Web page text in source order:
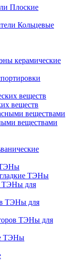
Плоские
Кольцевые
керамические
веществ
веществами
ТЭНы
ТЭНы для
ТЭНы для
ТЭНы для
ТЭНы